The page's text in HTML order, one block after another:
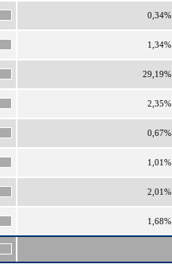
0,34%
1,34%
29,19%
2,35%
0,67%
1,01%
2,01%
1,68%